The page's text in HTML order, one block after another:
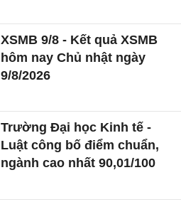
XSMB 9/8 - Kết quả XSMB
hôm nay Chủ nhật ngày
9/8/2026
Trường Đại học Kinh tế -
Luật công bố điểm chuẩn,
ngành cao nhất 90,01/100